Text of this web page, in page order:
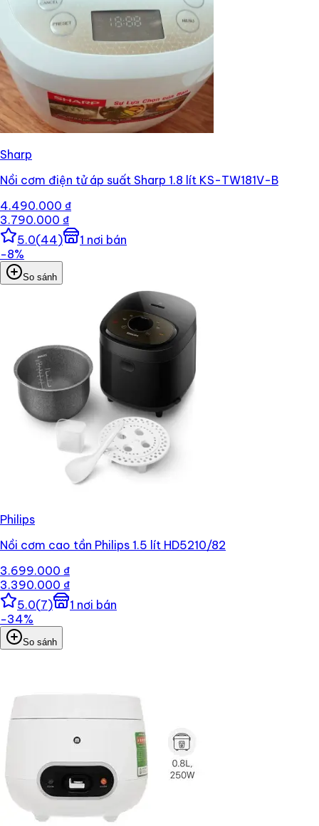
Sharp
Nồi cơm điện tử áp suất Sharp 1.8 lít KS-TW181V-B
4.490.000 ₫
3.790.000 ₫
5.0(44) 1 nơi bán
−8%
So sánh
Philips
Nồi cơm cao tần Philips 1.5 lít HD5210/82
3.699.000 ₫
3.390.000 ₫
5.0(7) 1 nơi bán
−34%
So sánh